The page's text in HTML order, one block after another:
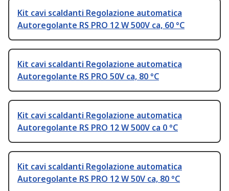
Kit cavi scaldanti Regolazione automatica
Autoregolante RS PRO 12 W 500V ca, 60 °C
Kit cavi scaldanti Regolazione automatica
Autoregolante RS PRO 50V ca, 80 °C
Kit cavi scaldanti Regolazione automatica
Autoregolante RS PRO 12 W 500V ca 0 °C
Kit cavi scaldanti Regolazione automatica
Autoregolante RS PRO 12 W 50V ca, 80 °C